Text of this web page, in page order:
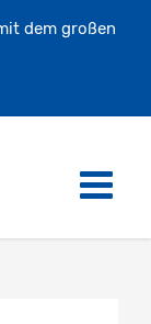
dem großen